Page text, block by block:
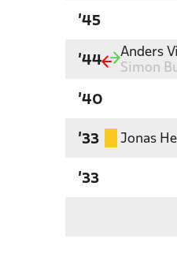
'45
'44
Anders
Simon
'40
'33 Jonas
'33